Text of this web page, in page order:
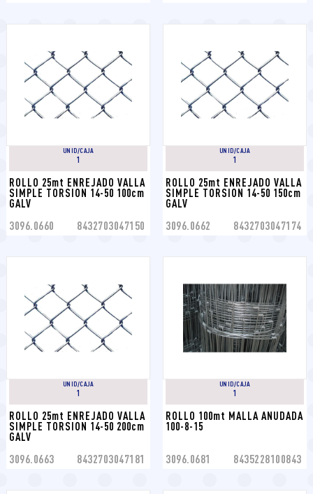
UNID/CAJA
1
ROLLO 25mt ENREJADO VALLA
SIMPLE TORSION 14-50 100cm
GALV
3096.0660 8432703047150
UNID/CAJA
1
ROLLO 25mt ENREJADO VALLA
SIMPLE TORSION 14-50 150cm
GALV
3096.0662 8432703047174
UNID/CAJA
1
ROLLO 25mt ENREJADO VALLA
SIMPLE TORSION 14-50 200cm
GALV
3096.0663 8432703047181
UNID/CAJA
1
ROLLO 100mt MALLA ANUDADA
100-8-15
3096.0681 8435228100843